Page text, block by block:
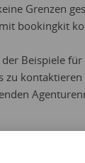
Grenzen
bookingkit
Beispiele
zu